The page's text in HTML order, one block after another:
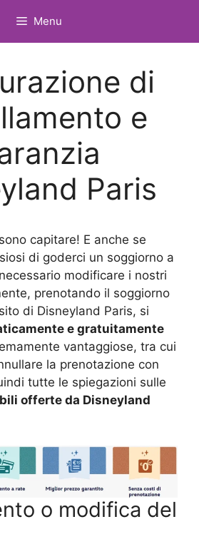
Menu
di
e
Paris
capitare! E anche se
di goderci un soggiorno a
modificare i nostri
prenotando il soggiorno
di Disneyland Paris, si
e gratuitamente
vantaggiose, tra cui
la prenotazione con
tutte le spiegazioni sulle
offerte da Disneyland
o modifica del